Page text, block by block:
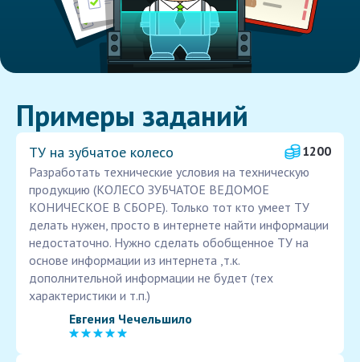
Примеры заданий
ТУ на зубчатое колесо
1200
Разработать технические условия на техническую
продукцию (КОЛЕСО ЗУБЧАТОЕ ВЕДОМОЕ
КОНИЧЕСКОЕ В СБОРЕ). Только тот кто умеет ТУ
делать нужен, просто в интернете найти информации
недостаточно. Нужно сделать обобщенное ТУ на
основе информации из интернета ,т.к.
дополнительной информации не будет (тех
характеристики и т.п.)
Евгения Чечельшило